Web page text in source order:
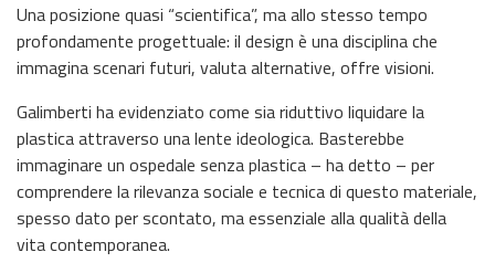
Una posizione quasi “scientifica”, ma allo stesso tempo
profondamente progettuale: il design è una disciplina che
immagina scenari futuri, valuta alternative, offre visioni.
Galimberti ha evidenziato come sia riduttivo liquidare la
plastica attraverso una lente ideologica. Basterebbe
immaginare un ospedale senza plastica – ha detto – per
comprendere la rilevanza sociale e tecnica di questo materiale,
spesso dato per scontato, ma essenziale alla qualità della
vita contemporanea.